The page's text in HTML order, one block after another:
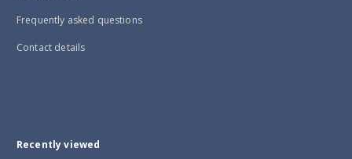
Frequently asked questions
Contact details
Recently viewed